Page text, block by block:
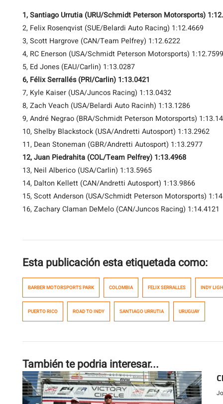
1, Santiago Urrutia (URU/Schmidt Peterson Motorsports)
2, Felix Rosenqvist (SUE/Belardi Auto Racing) 1:12.4669
3, Scott Hargrove (CAN/Team Pelfrey) 1:12.6222
4, RC Enerson (USA/Schmidt Peterson Motorsports) 1:12.7599
5, Ed Jones (EAU/Carlin) 1:13.0287
6, Félix Serrallés (PRI/Carlin) 1:13.0421
7, Kyle Kaiser (USA/Juncos Racing) 1:13.0432
8, Zach Veach (USA/Belardi Auto Racinh) 1:13.1286
9, André Negrao (BRA/Schmidt Peterson Motorsports)
10, Shelby Blackstock (USA/Andretti Autosport) 1:13.2962
11, Dean Stoneman (GBR/Andretti Autosport) 1:13.2977
12, Juan Piedrahita (COL/Team Pelfrey) 1:13.4968
13, Neil Alberico (USA/Carlin) 1:13.5965
14, Dalton Kellett (CAN/Andretti Autosport) 1:13.9866
15, Scott Anderson (USA/Schmidt Peterson Motorsports)
16, Zachary Claman DeMelo (CAN/Juncos Racing) 1:14.4121
Esta publicación esta etiquetada como:
BARBER MOTORSPORTS PARK COLOMBIA FELIX SERRALLES INDY
PUERTO RICO ROAD TO INDY SANTIAGO URRUTIA URUGUAY
También te podria interesar...